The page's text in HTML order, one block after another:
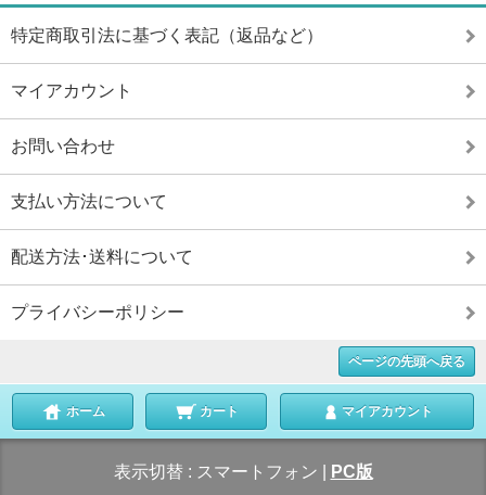
特定商取引法に基づく表記（返品など）
マイアカウント
お問い合わせ
支払い方法について
配送方法･送料について
プライバシーポリシー
ページの先頭へ戻る
ホーム カート マイアカウント
表示切替 : スマートフォン PC版